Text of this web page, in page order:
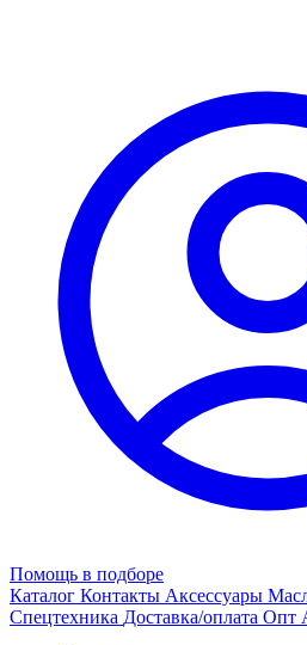
Помощь в подборе
Каталог Контакты Аксессуары
Спецтехника Доставка/оплата Опт